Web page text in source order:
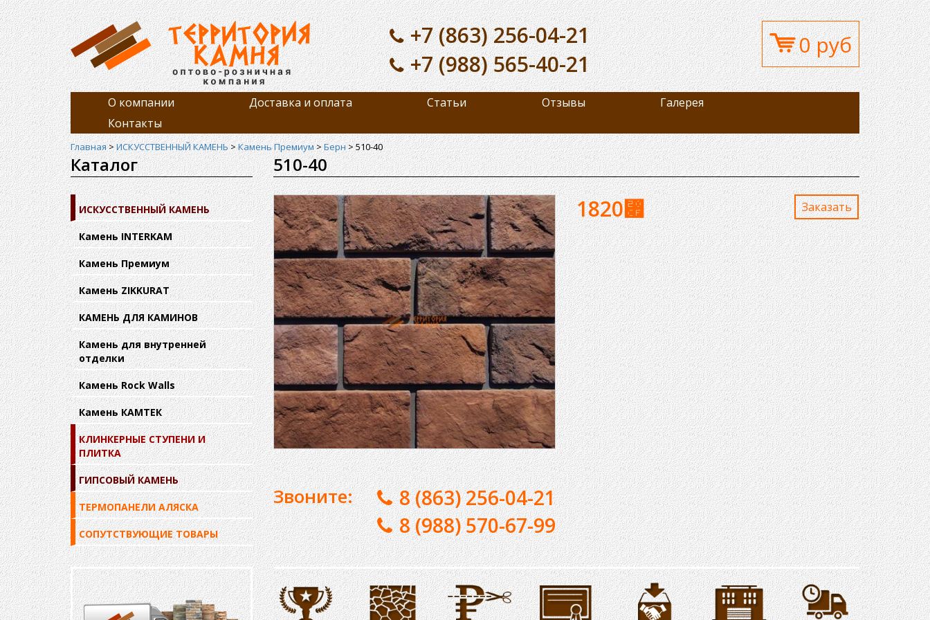
+7 (863) 256-04-21
+7 (988) 565-40-21
0 руб
О компании Доставка и оплата Статьи Отзывы
Галерея
Контакты
Главная>ИСКУССТВЕННЫЙ КАМЕНЬ>Камень Премиум>Берн>510-40
Каталог
ИСКУССТВЕННЫЙ КАМЕНЬ
Камень INTERKAM
Камень Премиум
Камень ZIKKURAT
КАМЕНЬ ДЛЯ КАМИНОВ
Камень для внутренней
отделки
Камень Rock Walls
Камень КАМТЕК
КЛИНКЕРНЫЕ СТУПЕНИ И
ПЛИТКА
ГИПСОВЫЙ КАМЕНЬ
ТЕРМОПАНЕЛИ АЛЯСКА
СОПУТСТВУЮЩИЕ ТОВАРЫ
510-40
Звоните:
8 (863) 256-04-21
8 (988) 570-67-99
1820⃏ Заказaть